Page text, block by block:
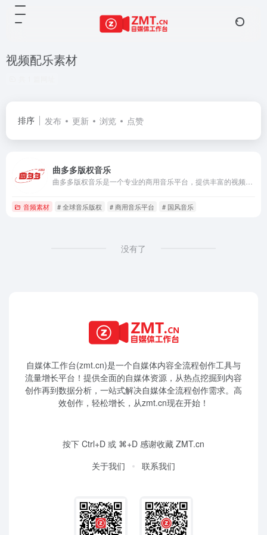
视频配乐素材
排序 发布 更新 浏览 点赞
曲多多版权音乐
音频素材 # 全球音乐版权 # 商用音乐平台 # 国风音乐
没有了
自媒体工作台(zmt.cn)是一个自媒体内容全流程创作工具与
流量增长平台！提供全面的自媒体资源，从热点挖掘到内容
创作再到数据分析，一站式解决自媒体全流程创作需求。高
效创作，轻松增长，从zmt.cn现在开始！
按下 Ctrl+D 或 ⌘+D 感谢收藏 ZMT.cn
关于我们
联系我们